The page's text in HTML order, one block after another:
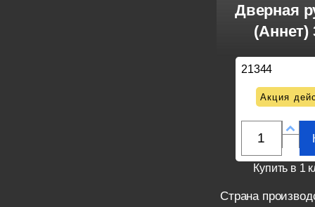
Дверная
(Аннет)
21344
Акция
Купить в 1
Страна